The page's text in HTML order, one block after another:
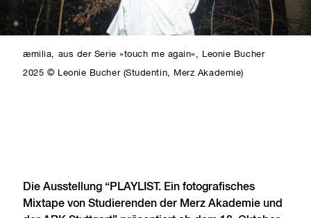
æmilia, aus der Serie »touch me again«, Leonie Bucher
2025 © Leonie Bucher (Studentin, Merz Akademie)
Die Ausstellung “PLAYLIST. Ein fotografisches
Mixtape von Studierenden der Merz Akademie und